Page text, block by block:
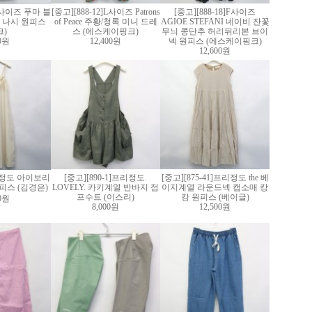
이즈 푸마 블
시 원피스
)
[중고][888-12]L사이즈 Patrons
of Peace 주황/청록 미니 드레
스 (에스케이핑크)
12,400원
[중고][888-18]F사이즈
AGIOE STEFANI 네이비 잔꽃
무늬 콩단추 허리뒤리본 브이
넥 원피스 (에스케이핑크)
12,600원
도 아이보리
스 (김경은)
[중고][890-1]프리정도.
LOVELY. 카키계열 반바지 점
프수트 (이스리)
8,000원
[중고][875-41]프리정도 the 베
이지계열 라운드넥 캡소매 캉
캉 원피스 (베이글)
12,500원